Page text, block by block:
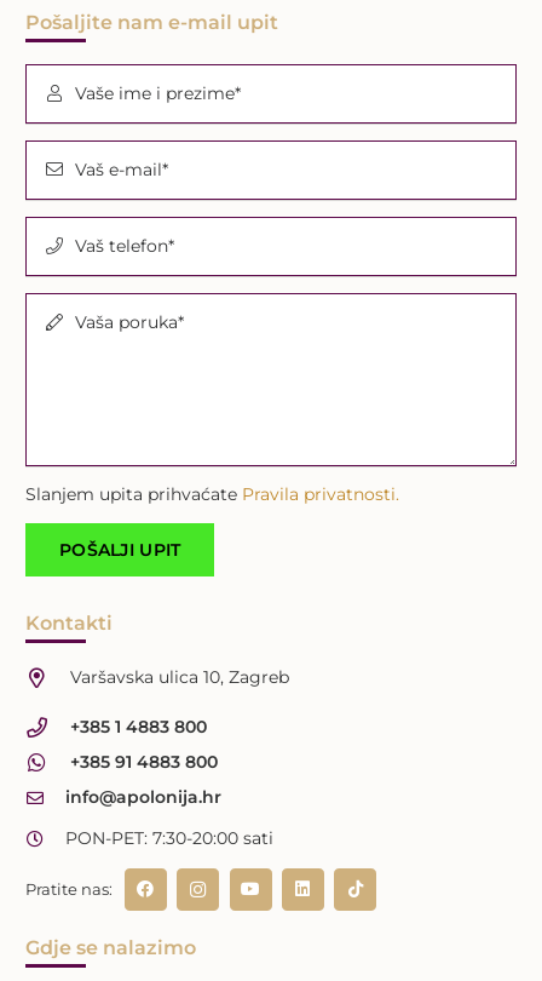
Pošaljite nam e-mail upit
Vaše ime i prezime*
Vaš e-mail*
Vaš telefon*
Vaša poruka*
Slanjem upita prihvaćate Pravila privatnosti.
Kontakti
Varšavska ulica 10, Zagreb
+385 1 4883 800
+385 91 4883 800
info@apolonija.hr
PON-PET: 7:30-20:00 sati
Pratite nas:
Gdje se nalazimo